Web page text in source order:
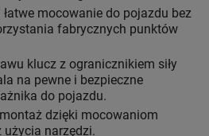
mocowanie do pojazdu bez
fabrycznych punktów
klucz z ogranicznikiem siły
na pewne i bezpieczne
do pojazdu.
dzięki mocowaniom
narzędzi.